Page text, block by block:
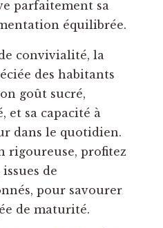
parfaitement sa
équilibrée.
convivialité, la
des habitants
goût sucré,
et sa capacité à
dans le quotidien.
rigoureuse, profitez
de
pour savourer
de maturité.